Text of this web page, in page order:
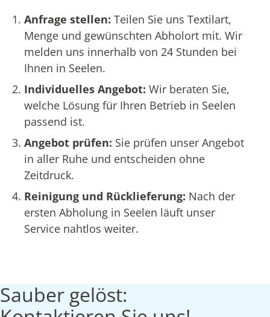
Anfrage stellen: Teilen Sie uns Textilart,
Menge und gewünschten Abholort mit. Wir
melden uns innerhalb von 24 Stunden bei
Ihnen in Seelen.
Individuelles Angebot: Wir beraten Sie,
welche Lösung für Ihren Betrieb in Seelen
passend ist.
Angebot prüfen: Sie prüfen unser Angebot
in aller Ruhe und entscheiden ohne
Zeitdruck.
Reinigung und Rücklieferung: Nach der
ersten Abholung in Seelen läuft unser
Service nahtlos weiter.
Sauber gelöst: